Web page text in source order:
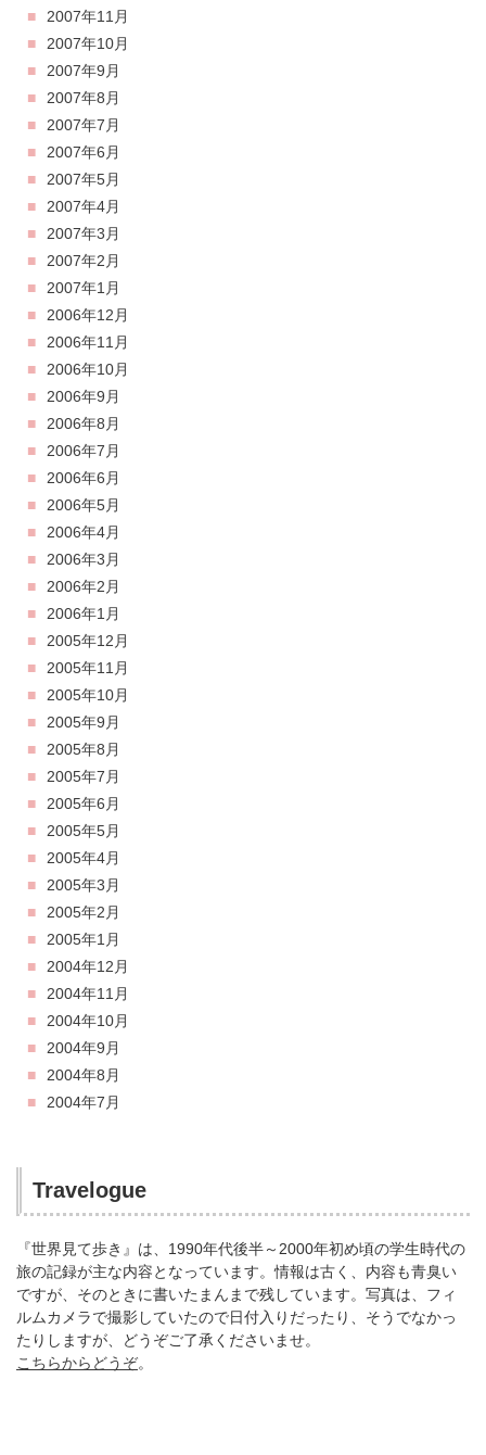
2007年11月
2007年10月
2007年9月
2007年8月
2007年7月
2007年6月
2007年5月
2007年4月
2007年3月
2007年2月
2007年1月
2006年12月
2006年11月
2006年10月
2006年9月
2006年8月
2006年7月
2006年6月
2006年5月
2006年4月
2006年3月
2006年2月
2006年1月
2005年12月
2005年11月
2005年10月
2005年9月
2005年8月
2005年7月
2005年6月
2005年5月
2005年4月
2005年3月
2005年2月
2005年1月
2004年12月
2004年11月
2004年10月
2004年9月
2004年8月
2004年7月
Travelogue
『世界見て歩き』は、1990年代後半～2000年初め頃の学生時代の
旅の記録が主な内容となっています。情報は古く、内容も青臭い
ですが、そのときに書いたまんまで残しています。写真は、フィ
ルムカメラで撮影していたので日付入りだったり、そうでなかっ
たりしますが、どうぞご了承くださいませ。
こちらからどうぞ。